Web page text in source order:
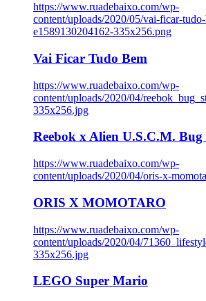
https://www.ruadebaixo.com/wp-
content/uploads/2020/05/vai-ficar-
e1589130204162-335x256.png
Vai Ficar Tudo Bem
https://www.ruadebaixo.com/wp-
content/uploads/2020/04/
335x256.jpg
Reebok x Alien U.S.C.M. Bug
https://www.ruadebaixo.com/wp-
content/uploads/2020/04/oris-x-
ORIS X MOMOTARO
https://www.ruadebaixo.com/wp-
content/uploads/2020/04/
335x256.jpg
LEGO Super Mario